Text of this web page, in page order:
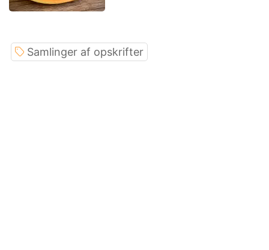
Samlinger af opskrifter